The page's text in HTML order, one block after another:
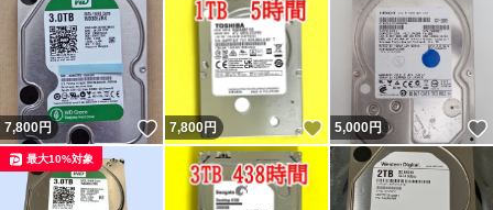
7,800円 いいね！
7,800円 いいね！
5,000円
最大10%対象